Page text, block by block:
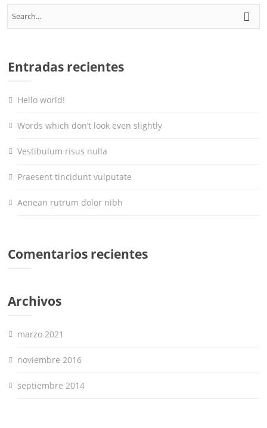
Entradas recientes
Hello world!
Words which don’t look even slightly
Vestibulum risus nulla
Praesent tincidunt vulputate
Aenean rutrum dolor nibh
Comentarios recientes
Archivos
marzo 2021
noviembre 2016
septiembre 2014